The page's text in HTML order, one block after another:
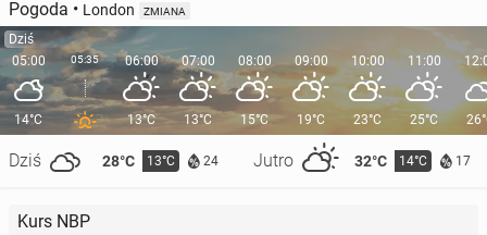
Pogoda • London ZMIANA
Dziś
05:00
14°C
Dziś 28°C 13°C 24 Jutro 32°C 14°C 17
05:35 06:00
13°C
07:00
13°C
08:00
15°C
09:00
19°C
10:00
23°C
11:00
25°C
Kurs NBP